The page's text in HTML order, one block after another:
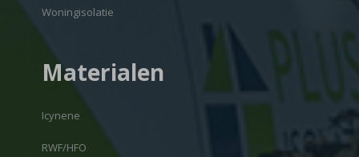
Woningisolatie
Materialen
Icynene
RWF/HFO